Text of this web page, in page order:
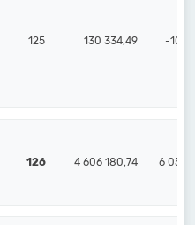
125 130 334,49 -102
126 4 606 180,74 6 059